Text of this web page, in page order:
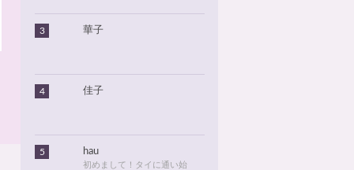
てから、タイが大好きにな
に関する情報などを発信し
ます！
3 華子
4 佳子
5 hau
初めまして！タイに通い始